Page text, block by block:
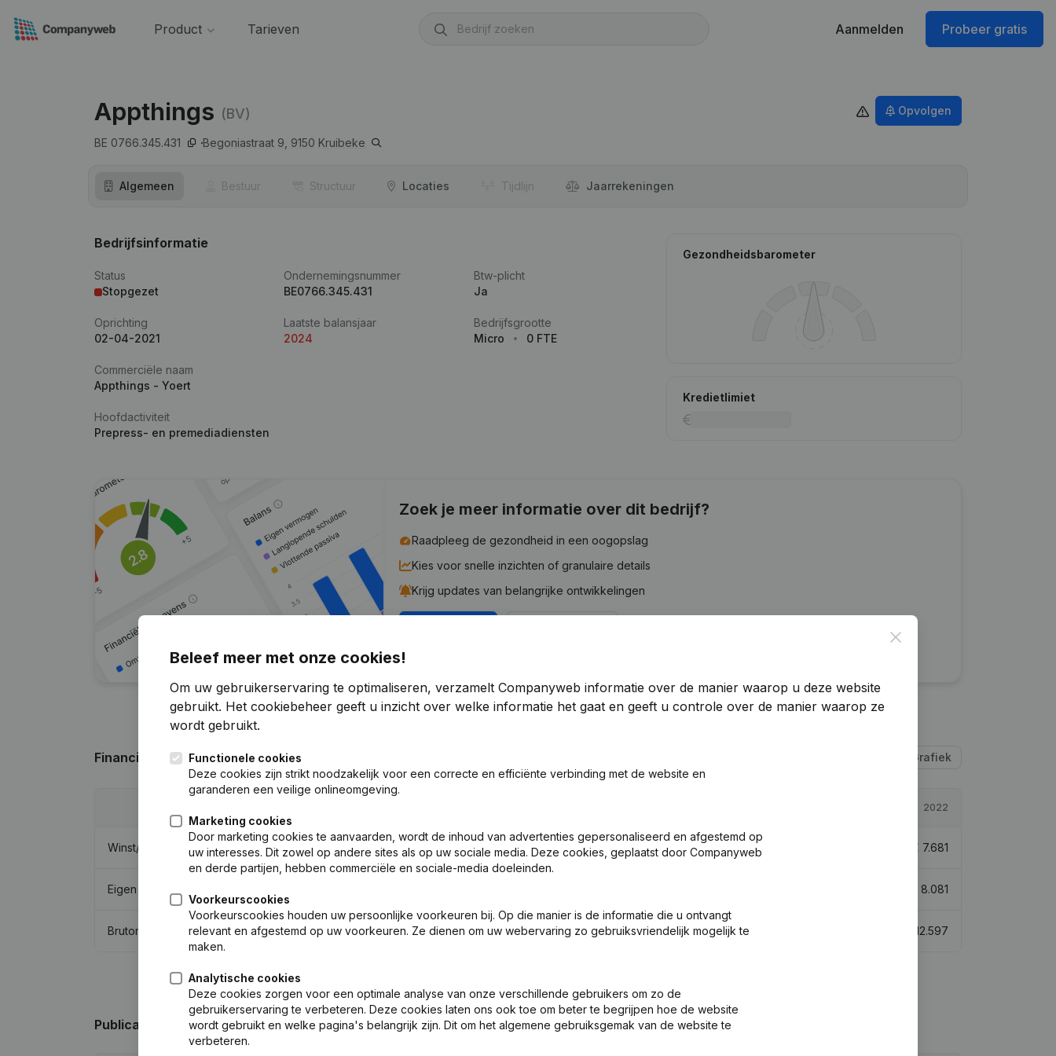
Product Tarieven Aanmelden Probeer gratis
Appthings (BV)
BE 0766.345.431 Begoniastraat 9, 9150 Kruibeke
Opvolgen
Algemeen Bestuur Structuur Locaties Tijdlijn Jaar­rekeningen
Bedrijfsinformatie
Status
Stopgezet
Ondernemingsnummer
BE0766.345.431
Btw-plicht
Ja
Oprichting
02-04-2021
Laatste balansjaar
2024
Bedrijfsgrootte
Micro
0 FTE
Commerciële naam
Appthings - Yoert
Hoofdactiviteit
Prepress- en premediadiensten
Gezondheidsbarometer
Kredietlimiet
Zoek je meer informatie over dit bedrijf?
Raadpleeg de gezondheid in een oogopslag
Kies voor snelle inzichten of granulaire details
Krijg updates van belangrijke ontwikkelingen
7 dagen gratis proefperiode, geen kredietkaart vereist.
Financiële gegevensvan Appthings Grafiek
2022
Winst/Verlies €-4.649 -215,48% € -1.474 -119,19% € 7.681
Eigen vermogen 8.081
Brutomarge €-3.049 -135,56% €8.575 -31,93% 12.597
Publicaties van Appthings
Close
Beleef meer met onze cookies!
Om uw gebruikerservaring te optimaliseren, verzamelt Companyweb informatie over de manier waarop u deze website
gebruikt. Het cookiebeheer geeft u inzicht over welke informatie het gaat en geeft u controle over de manier waarop ze
wordt gebruikt.
Functionele cookies
Deze cookies zijn strikt noodzakelijk voor een correcte en efficiënte verbinding met de website en
garanderen een veilige onlineomgeving.
Marketing cookies
Door marketing cookies te aanvaarden, wordt de inhoud van advertenties gepersonaliseerd en afgestemd op
uw interesses. Dit zowel op andere sites als op uw sociale media. Deze cookies, geplaatst door Companyweb
en derde partijen, hebben commerciële en sociale-media doeleinden.
Voorkeurscookies
Voorkeurscookies houden uw persoonlijke voorkeuren bij. Op die manier is de informatie die u ontvangt
relevant en afgestemd op uw voorkeuren. Ze dienen om uw webervaring zo gebruiksvriendelijk mogelijk te
maken.
Analytische cookies
Deze cookies zorgen voor een optimale analyse van onze verschillende gebruikers om zo de
gebruikerservaring te verbeteren. Deze cookies laten ons ook toe om beter te begrijpen hoe de website
wordt gebruikt en welke pagina's belangrijk zijn. Dit om het algemene gebruiksgemak van de website te
verbeteren.